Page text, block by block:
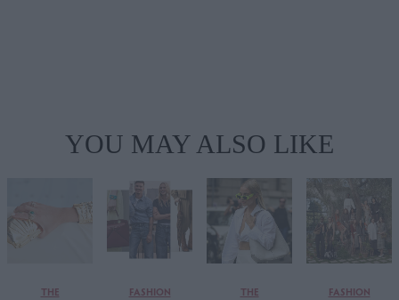
YOU MAY ALSO LIKE
THE
FASHION
THE
FASHION